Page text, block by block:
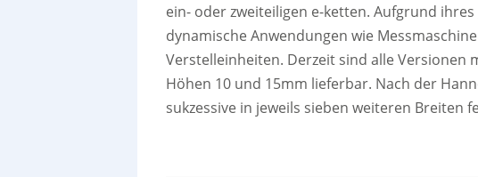
ein- oder zweiteiligen e-ketten. Aufgrund
dynamische Anwendungen wie
Verstelleinheiten. Derzeit sind alle
Höhen 10 und 15mm lieferbar. Nach der
sukzessive in jeweils sieben weiteren Breiten